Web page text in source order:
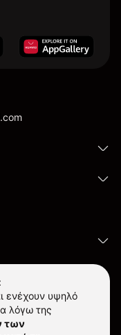
ενέχουν υψηλό
λόγω της
των